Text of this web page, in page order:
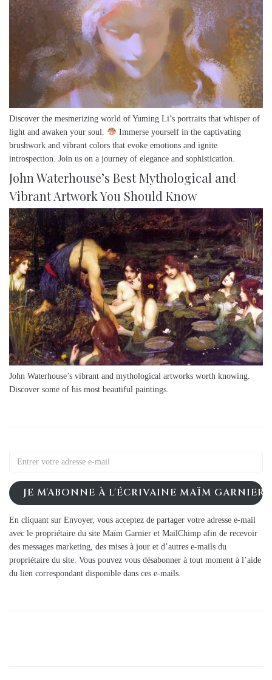
Discover the mesmerizing world of Yuming Li’s portraits that whisper of
light and awaken your soul.
Immerse yourself in the captivating
brushwork and vibrant colors that evoke emotions and ignite
introspection. Join us on a journey of elegance and sophistication.
John Waterhouse’s Best Mythological and
Vibrant Artwork You Should Know
John Waterhouse’s vibrant and mythological artworks worth knowing.
Discover some of his most beautiful paintings.
JE M'ABONNE À L'ÉCRIVAINE MAÏM GARNIER
En cliquant sur Envoyer, vous acceptez de partager votre adresse e-mail
avec le propriétaire du site Maïm Garnier et MailChimp afin de recevoir
des messages marketing, des mises à jour et d’autres e-mails du
propriétaire du site. Vous pouvez vous désabonner à tout moment à l’aide
du lien correspondant disponible dans ces e-mails.